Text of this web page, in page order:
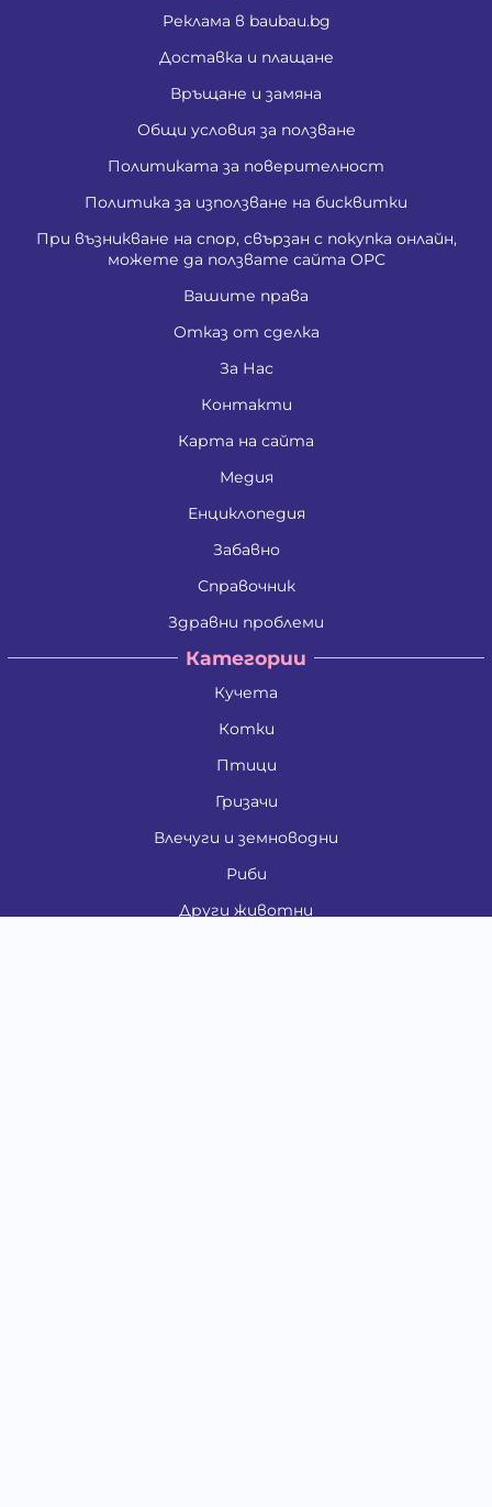
Реклама в baubau.bg
Доставка и плащане
Връщане и замяна
Общи условия за ползване
Политиката за поверителност
Политика за използване на бисквитки
При възникване на спор, свързан с покупка онлайн,
можете да ползвате сайта ОРС
Вашите права
Отказ от сделка
За Нас
Контакти
Карта на сайта
Медия
Енциклопедия
Забавно
Справочник
Здравни проблеми
Категории
Кучета
Котки
Птици
Гризачи
Влечуги и земноводни
Риби
Други животни